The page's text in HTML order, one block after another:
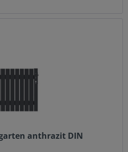
anthrazit DIN